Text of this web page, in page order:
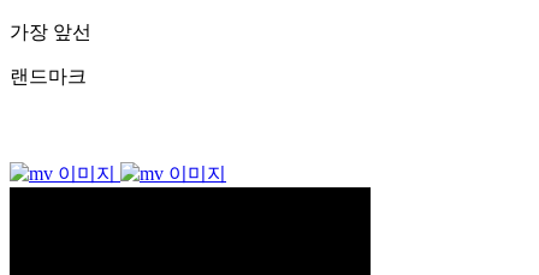
가장 앞선
랜드마크